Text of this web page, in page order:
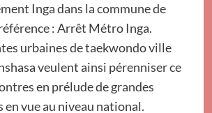
Inga dans la commune de
: Arrêt Métro Inga.
urbaines de taekwondo ville
veulent ainsi pérenniser ce
en prélude de grandes
vue au niveau national.